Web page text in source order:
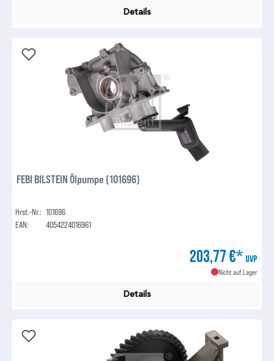
Details
FEBI BILSTEIN Ölpumpe (101696)
Hrst.-Nr.: 101696
EAN:
4054224016961
203,77 €* UVP
Nicht auf Lager
Details